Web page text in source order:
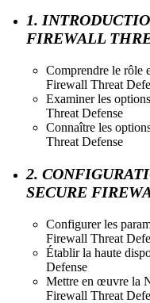
1.
FIREWALL
Comprendre le rôle
Firewall Threat
Examiner les
Threat Defense
Connaître les
Threat Defense
2.
SECURE
Configurer les
Firewall Threat
Établir la haute
Defense
Mettre en œuvre la
Firewall Threat